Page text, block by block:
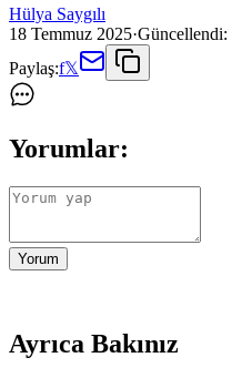
Hülya Saygılı
18 Temmuz 2025·Güncellendi:
Paylaş:f𝕏
Yorumlar:
Yorum
Ayrıca Bakınız